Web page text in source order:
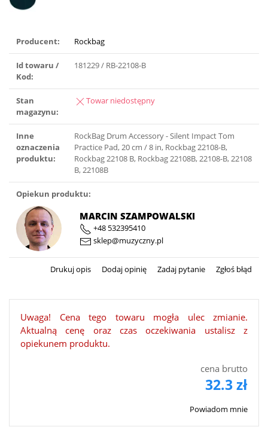
Producent: Rockbag
Id towaru /
Kod:
181229 / RB-22108-B
Stan
magazynu:
Towar niedostępny
Inne
oznaczenia
produktu:
RockBag Drum Accessory - Silent Impact Tom
Practice Pad, 20 cm / 8 in, Rockbag 22108-B,
Rockbag 22108 B, Rockbag 22108B, 22108-B, 22108
B, 22108B
Opiekun produktu:
MARCIN SZAMPOWALSKI
+48 532395410
sklep@muzyczny.pl
Drukuj opis Dodaj opinię Zadaj pytanie Zgłoś błąd
Uwaga! Cena tego towaru mogła ulec zmianie.
Aktualną cenę oraz czas oczekiwania ustalisz z
opiekunem produktu.
cena brutto
32.3 zł
Powiadom mnie